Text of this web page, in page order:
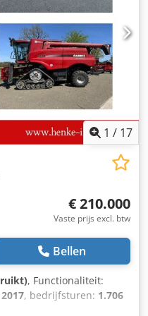
Tränklein Type: Case
ca. 600 mm
constructie
Staat: gebruikt
boeken,
bedrijven, productie
1 / 17
€ 210.000
Vaste prijs excl. btw
Bellen
, Functionaliteit:
2017, bedrijfsturen: 1.706